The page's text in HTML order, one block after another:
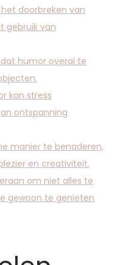
doorbreken van
gebruik van
humor overal te
kan stress
ontspanning
manier te benaderen,
en creativiteit.
om niet alles te
gewoon te genieten